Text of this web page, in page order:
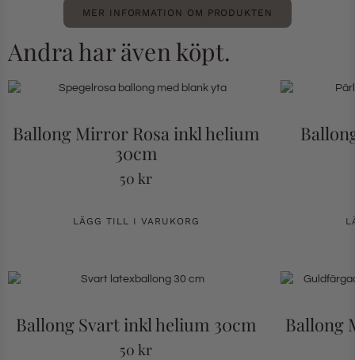
MER INFORMATION OM PRODUKTEN
Andra har även köpt.
Ballong Mirror Rosa inkl helium
30cm
50kr
LÄGG TILL I VARUKORG
Ballong Svart inkl helium 30cm
50kr
Ballong